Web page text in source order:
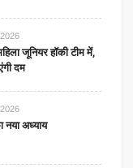
लिया
फैसला
जूनियर हॉकी टीम में,
दम
नया अध्याय